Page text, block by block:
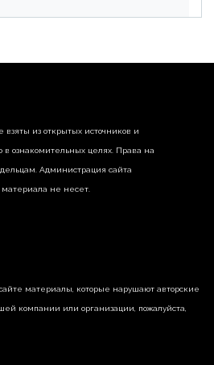
недвижимости
из открытых источников и
в ознакомительных целях. Права на
Администрация сайта
материала не несет.
материалы, которые нарушают авторские
компании или организации, пожалуйста,